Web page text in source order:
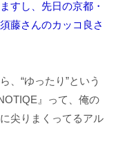
すし、先日の京都・
藤さんのカッコ良さ
、“ゆったり”という
』って、俺の
尖りまくってるアル